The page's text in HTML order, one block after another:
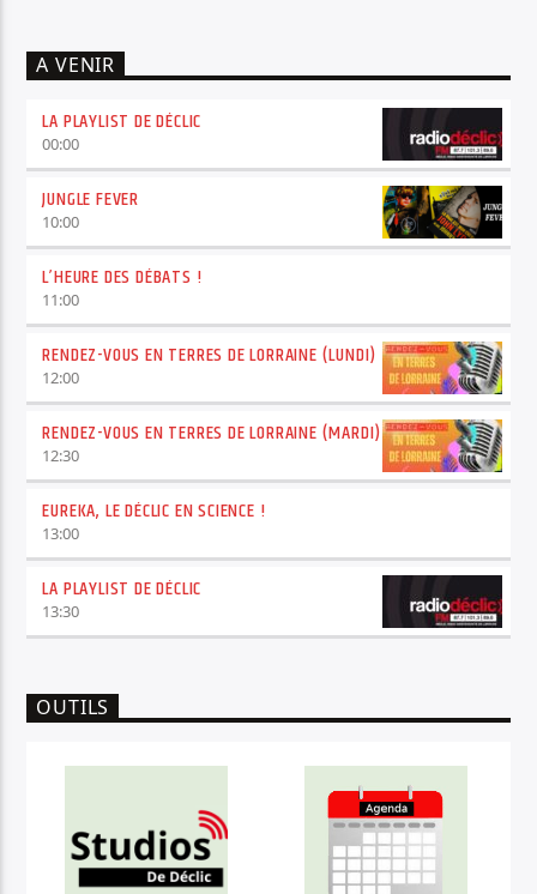
A VENIR
LA PLAYLIST DE DÉCLIC
00:00
JUNGLE FEVER
10:00
L’HEURE DES DÉBATS !
11:00
RENDEZ-VOUS EN TERRES DE LORRAINE (LUNDI)
12:00
RENDEZ-VOUS EN TERRES DE LORRAINE (MARDI)
12:30
EUREKA, LE DÉCLIC EN SCIENCE !
13:00
LA PLAYLIST DE DÉCLIC
13:30
OUTILS